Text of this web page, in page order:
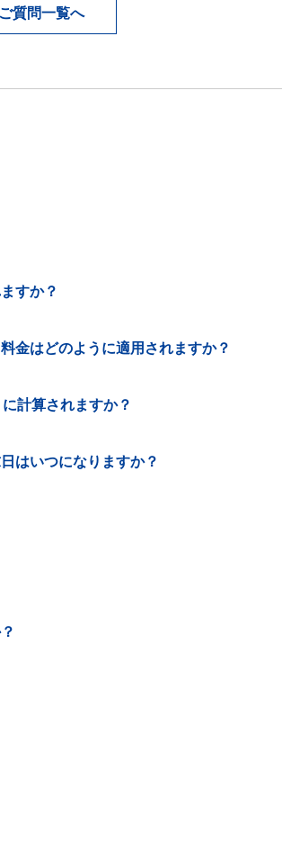
質問一覧へ
すか？
金はどのように適用されますか？
計算されますか？
はいつになりますか？